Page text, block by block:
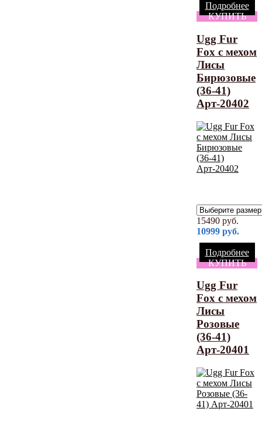
Подробнее
КУПИТЬ
Ugg Fur
Fox с мехом
Лисы
Бирюзовые
(36-41)
Арт-20402
15490 руб.
10999 руб.
Подробнее
КУПИТЬ
Ugg Fur
Fox с мехом
Лисы
Розовые
(36-41)
Арт-20401